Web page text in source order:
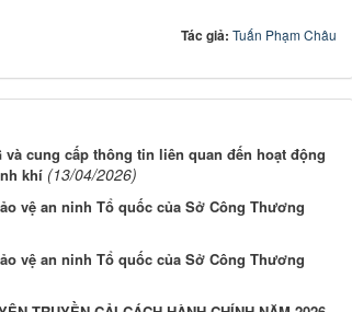
Tác giả: Tuấn Phạm Châu
cung cấp thông tin liên quan đến hoạt động
khí (13/04/2026)
vệ an ninh Tổ quốc của Sở Công Thương
vệ an ninh Tổ quốc của Sở Công Thương